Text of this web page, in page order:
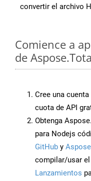
convertir el archivo
Comience a
de
Cree una cuenta
cuota de API
Obtenga
para Nodejs
GitHub y
compilar/usar
Lanzamientos